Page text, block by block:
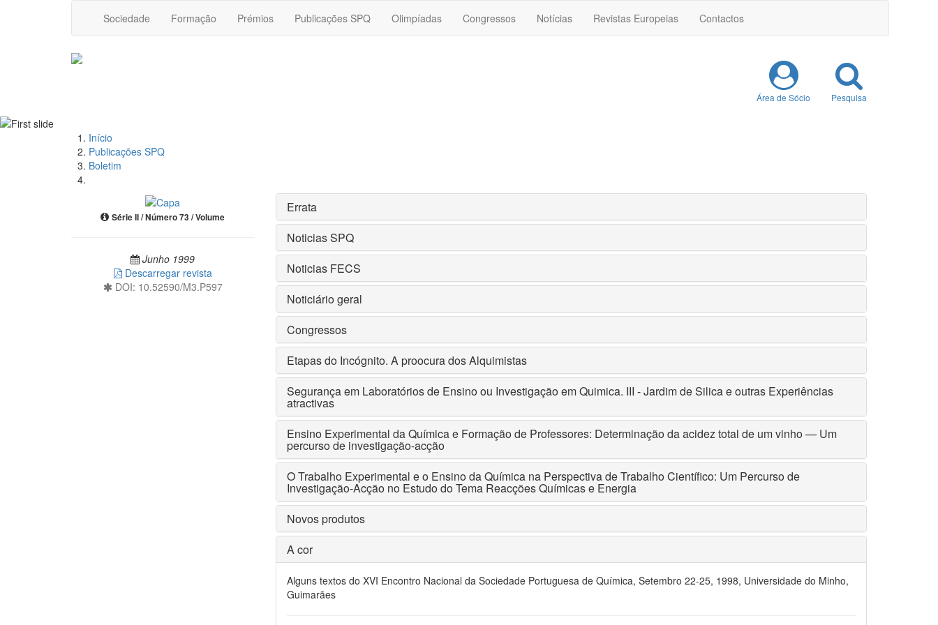
Sociedade Formação Prémios Publicações SPQ Olimpíadas Congressos Notícias Revistas Europeias Contactos
Área de Sócio Pesquisa
Início
Publicações SPQ
Boletim
Série II / Número 73 / Volume
Junho 1999
Descarregar revista
DOI: 10.52590/M3.P597
Errata
Noticias SPQ
Noticias FECS
Noticiário geral
Congressos
Etapas do Incógnito. A proocura dos Alquimistas
Segurança em Laboratórios de Ensino ou Investigação em Quimica. III - Jardim de Silica e outras Experiências
atractivas
Ensino Experimental da Química e Formação de Professores: Determinação da acidez total de um vinho — Um
percurso de investigação-acção
O Trabalho Experimental e o Ensino da Química na Perspectiva de Trabalho Científico: Um Percurso de
Investigação-Acção no Estudo do Tema Reacções Químicas e Energia
Novos produtos
A cor
Alguns textos do XVI Encontro Nacional da Sociedade Portuguesa de Química, Setembro 22-25, 1998, Universidade do Minho,
Guimarães